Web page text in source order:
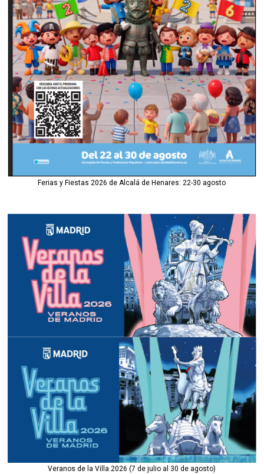
Ferias y Fiestas 2026 de Alcalá de Henares: 22-30 agosto
Veranos de la Villa 2026 (7 de julio al 30 de agosto)